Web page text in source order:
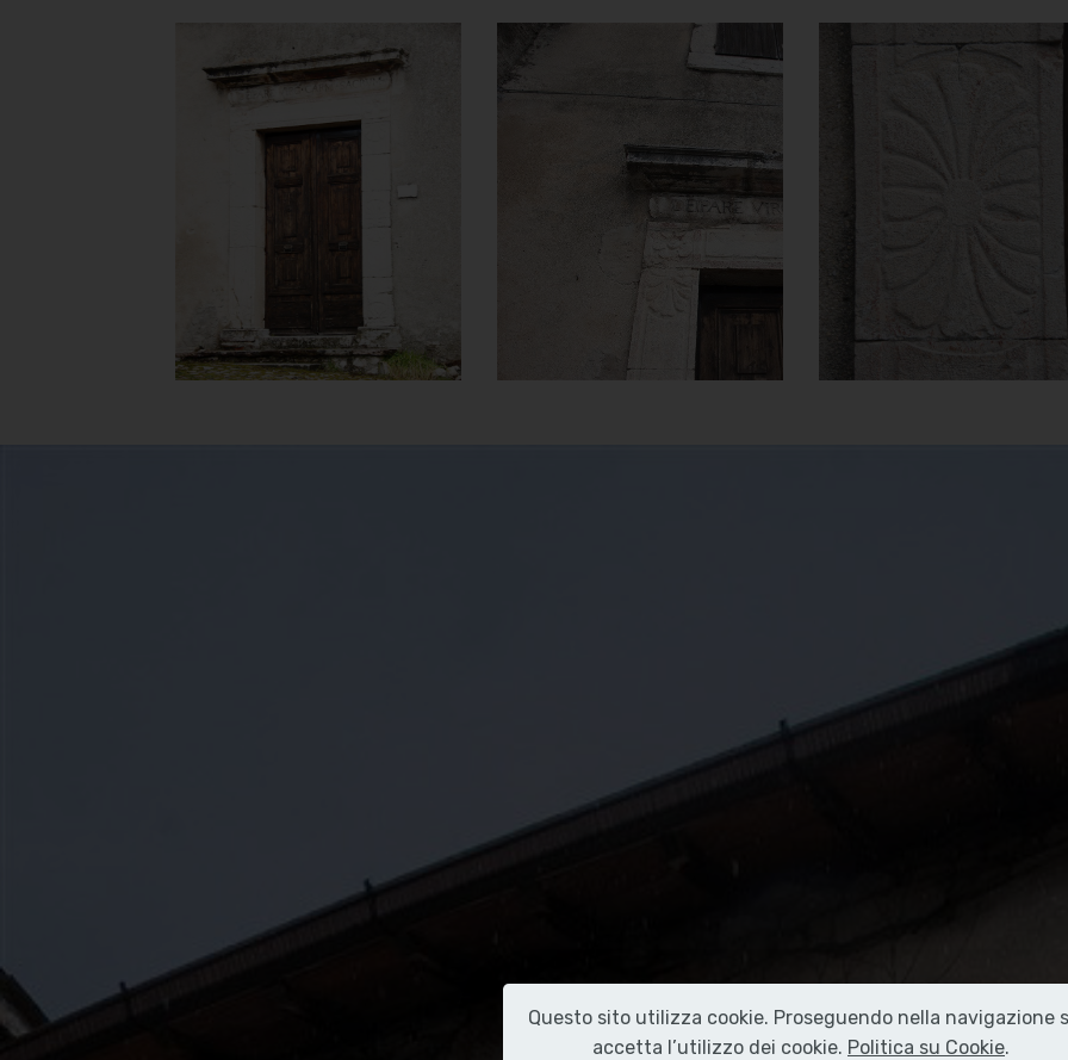
Chiesa della
Madonna del
Carmelo
Portale
Chiesa della
Madonna del
Carmelo
Dettaglio del Portale
Clicca per ingrandire
Questo sito utilizza cookie. Proseguendo nella navigazione
accetta l’utilizzo dei cookie. Politica su Cookie.